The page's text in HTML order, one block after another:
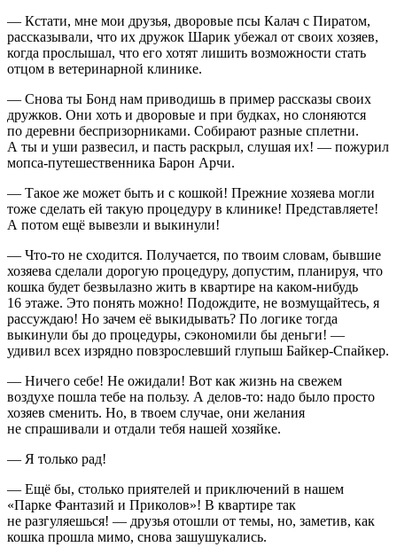
— Кстати, мне мои друзья, дворовые псы Калач с Пиратом,
рассказывали, что их дружок Шарик убежал от своих хозяев,
когда прослышал, что его хотят лишить возможности стать
отцом в ветеринарной клинике.
— Снова ты Бонд нам приводишь в пример рассказы своих
дружков. Они хоть и дворовые и при будках, но слоняются
по деревни беспризорниками. Собирают разные сплетни.
А ты и уши развесил, и пасть раскрыл, слушая их! — пожурил
мопса-путешественника Барон Арчи.
— Такое же может быть и с кошкой! Прежние хозяева могли
тоже сделать ей такую процедуру в клинике! Представляете!
А потом ещё вывезли и выкинули!
— Что-то не сходится. Получается, по твоим словам, бывшие
хозяева сделали дорогую процедуру, допустим, планируя, что
кошка будет безвылазно жить в квартире на каком-нибудь
16 этаже. Это понять можно! Подождите, не возмущайтесь, я
рассуждаю! Но зачем её выкидывать? По логике тогда
выкинули бы до процедуры, сэкономили бы деньги! —
удивил всех изрядно повзрослевший глупыш Байкер-Спайкер.
— Ничего себе! Не ожидали! Вот как жизнь на свежем
воздухе пошла тебе на пользу. А делов-то: надо было просто
хозяев сменить. Но, в твоем случае, они желания
не спрашивали и отдали тебя нашей хозяйке.
— Я только рад!
— Ещё бы, столько приятелей и приключений в нашем
«Парке Фантазий и Приколов»! В квартире так
не разгуляешься! — друзья отошли от темы, но, заметив, как
кошка прошла мимо, снова зашушукались.